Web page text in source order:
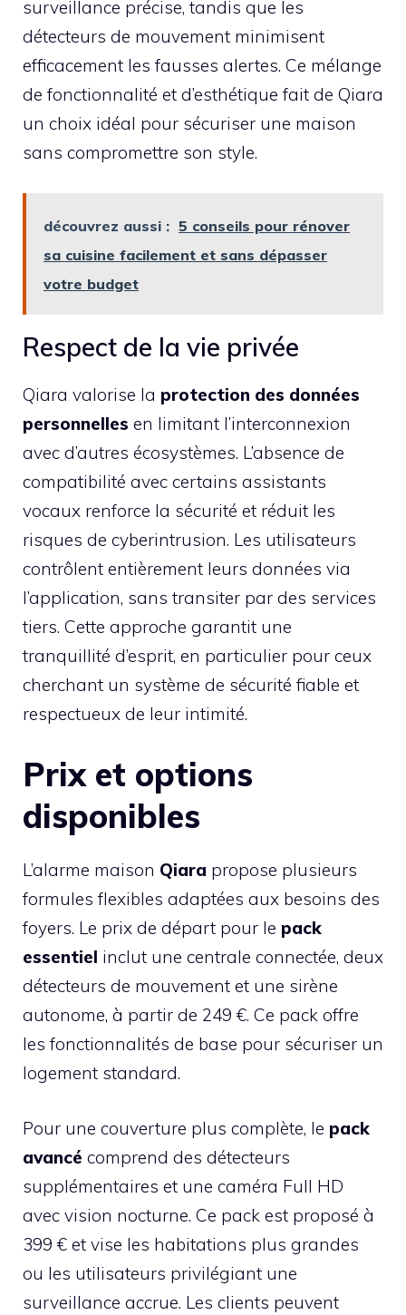
surveillance précise, tandis que les
détecteurs de mouvement minimisent
efficacement les fausses alertes. Ce mélange
de fonctionnalité et d’esthétique fait de Qiara
un choix idéal pour sécuriser une maison
sans compromettre son style.
découvrez aussi : 5 conseils pour rénover
sa cuisine facilement et sans dépasser
votre budget
Respect de la vie privée
Qiara valorise la protection des données
personnelles en limitant l’interconnexion
avec d’autres écosystèmes. L’absence de
compatibilité avec certains assistants
vocaux renforce la sécurité et réduit les
risques de cyberintrusion. Les utilisateurs
contrôlent entièrement leurs données via
l’application, sans transiter par des services
tiers. Cette approche garantit une
tranquillité d’esprit, en particulier pour ceux
cherchant un système de sécurité fiable et
respectueux de leur intimité.
Prix et options
disponibles
L’alarme maison Qiara propose plusieurs
formules flexibles adaptées aux besoins des
foyers. Le prix de départ pour le pack
essentiel inclut une centrale connectée, deux
détecteurs de mouvement et une sirène
autonome, à partir de 249 €. Ce pack offre
les fonctionnalités de base pour sécuriser un
logement standard.
Pour une couverture plus complète, le pack
avancé comprend des détecteurs
supplémentaires et une caméra Full HD
avec vision nocturne. Ce pack est proposé à
399 € et vise les habitations plus grandes
ou les utilisateurs privilégiant une
surveillance accrue. Les clients peuvent